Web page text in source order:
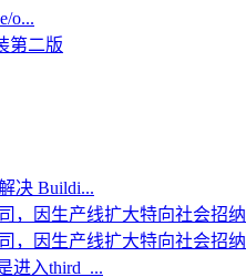
o...
第二版
决 Buildi...
，因生产线扩大特向社会招
，因生产线扩大特向社会招
进入third_...